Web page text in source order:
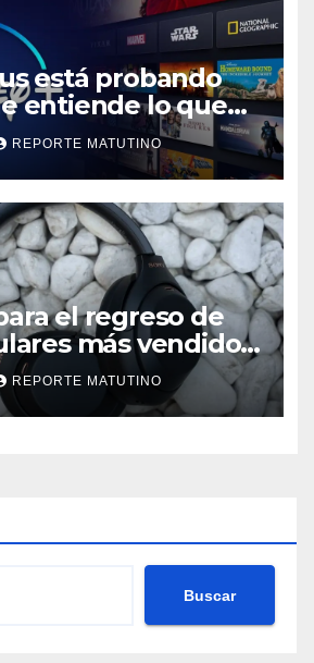
está probando
entiende lo que
REPORTE MATUTINO
el regreso de
más vendidos,
baratos
REPORTE MATUTINO
Buscar